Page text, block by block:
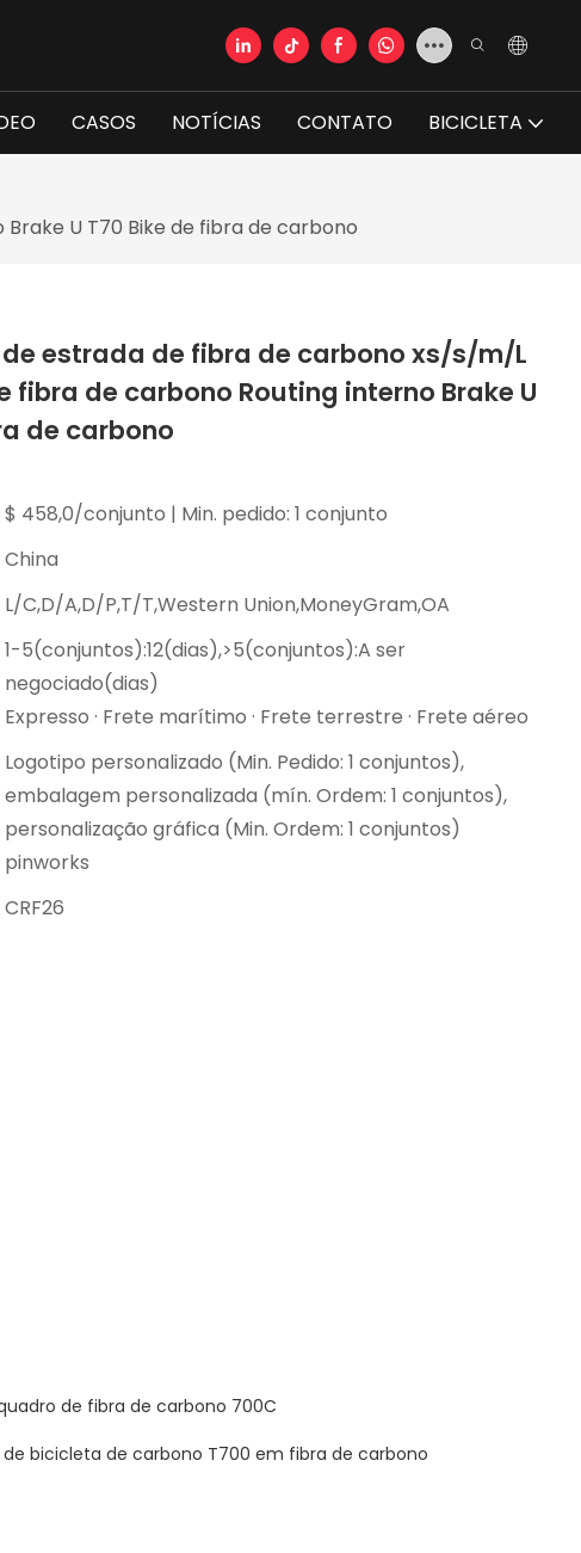
CASOS NOTÍCIAS CONTATO BICICLETA
U T70 Bike de fibra de carbono
estrada de fibra de carbono xs/s/m/L
fibra de carbono Routing interno Brake U
de carbono
$ 458,0/conjunto | Min. pedido: 1 conjunto
China
L/C,D/A,D/P,T/T,Western Union,MoneyGram,OA
1-5(conjuntos):12(dias),>5(conjuntos):A ser
negociado(dias)
Expresso · Frete marítimo · Frete terrestre · Frete aéreo
Logotipo personalizado (Min. Pedido: 1 conjuntos),
embalagem personalizada (mín. Ordem: 1 conjuntos),
personalização gráfica (Min. Ordem: 1 conjuntos)
pinworks
CRF26
de fibra de carbono 700C
bicicleta de carbono T700 em fibra de carbono